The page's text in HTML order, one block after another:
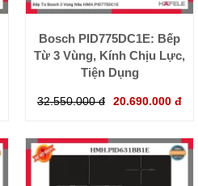
Bosch PID775DC1E: Bếp
Từ 3 Vùng, Kính Chịu Lực,
Tiện Dụng
32.550.000 đ 20.690.000 đ